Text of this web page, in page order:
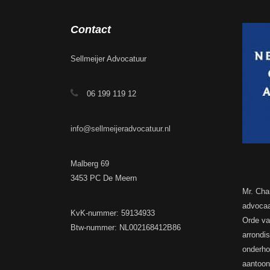
Contact
Sellmeijer Advocatuur
06 199 119 12
info@sellmeijeradvocatuur.nl
Malberg 69
3453 PC De Meern
KvK-nummer: 59134933
Btw-nummer: NL002168412B86
Mr.
Orde